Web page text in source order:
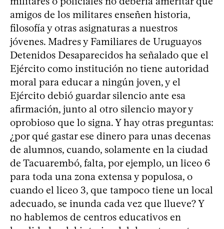
amigos de los militares enseñen historia,
filosofía y otras asignaturas a nuestros
jóvenes. Madres y Familiares de Uruguayos
Detenidos Desaparecidos ha señalado que el
Ejército como institución no tiene autoridad
moral para educar a ningún joven, y el
Ejército debió guardar silencio ante esa
afirmación, junto al otro silencio mayor y
oprobioso que lo signa. Y hay otras preguntas:
¿por qué gastar ese dinero para unas decenas
de alumnos, cuando, solamente en la ciudad
de Tacuarembó, falta, por ejemplo, un liceo 6
para toda una zona extensa y populosa, o
cuando el liceo 3, que tampoco tiene un local
adecuado, se inunda cada vez que llueve? Y
no hablemos de centros educativos en